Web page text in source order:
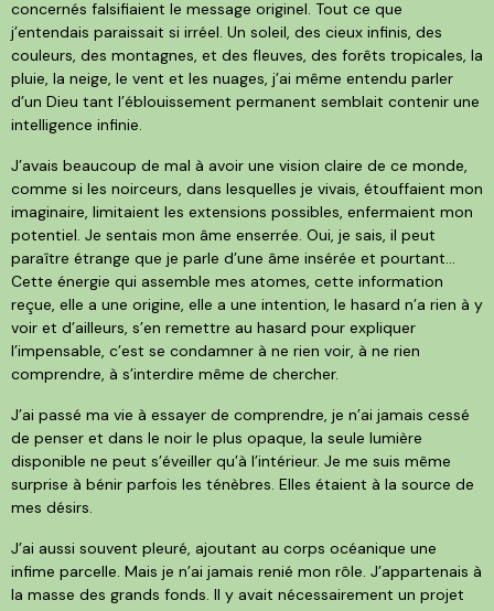
concernés falsifiaient le message originel. Tout ce que
j’entendais paraissait si irréel. Un soleil, des cieux infinis, des
couleurs, des montagnes, et des fleuves, des forêts tropicales, la
pluie, la neige, le vent et les nuages, j’ai même entendu parler
d’un Dieu tant l’éblouissement permanent semblait contenir une
intelligence infinie.
J’avais beaucoup de mal à avoir une vision claire de ce monde,
comme si les noirceurs, dans lesquelles je vivais, étouffaient mon
imaginaire, limitaient les extensions possibles, enfermaient mon
potentiel. Je sentais mon âme enserrée. Oui, je sais, il peut
paraître étrange que je parle d’une âme insérée et pourtant…
Cette énergie qui assemble mes atomes, cette information
reçue, elle a une origine, elle a une intention, le hasard n’a rien à y
voir et d’ailleurs, s’en remettre au hasard pour expliquer
l’impensable, c’est se condamner à ne rien voir, à ne rien
comprendre, à s’interdire même de chercher.
J’ai passé ma vie à essayer de comprendre, je n’ai jamais cessé
de penser et dans le noir le plus opaque, la seule lumière
disponible ne peut s’éveiller qu’à l’intérieur. Je me suis même
surprise à bénir parfois les ténèbres. Elles étaient à la source de
mes désirs.
J’ai aussi souvent pleuré, ajoutant au corps océanique une
infime parcelle. Mais je n’ai jamais renié mon rôle. J’appartenais à
la masse des grands fonds. Il y avait nécessairement un projet